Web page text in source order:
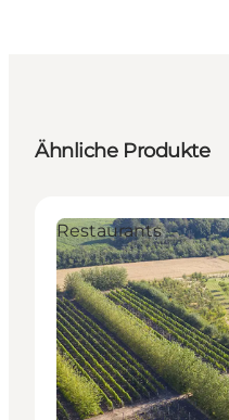
Ähnliche Produkte
Restaurants